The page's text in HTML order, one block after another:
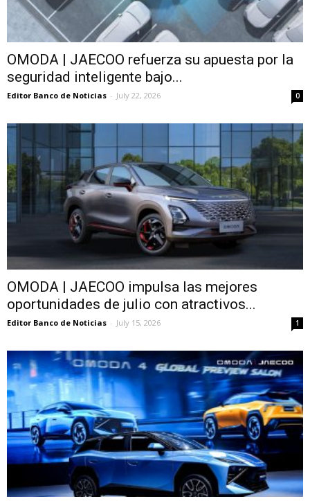
OMODA | JAECOO refuerza su apuesta por la
seguridad inteligente bajo...
Editor Banco de Noticias - July 22, 2026 0
OMODA | JAECOO impulsa las mejores
oportunidades de julio con atractivos...
Editor Banco de Noticias - July 15, 2026 1